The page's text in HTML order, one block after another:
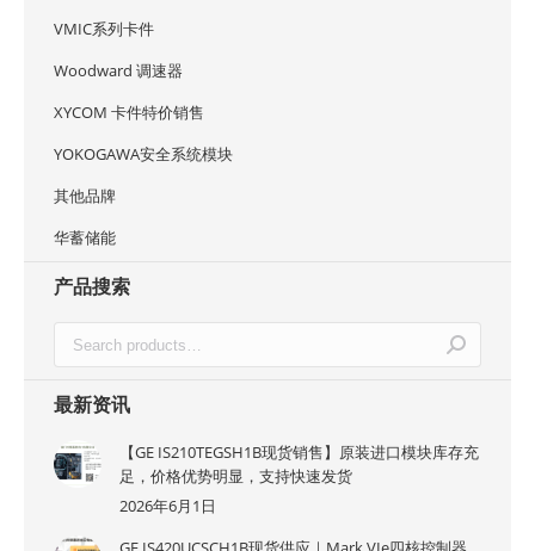
VMIC系列卡件
Woodward 调速器
XYCOM 卡件特价销售
YOKOGAWA安全系统模块
其他品牌
华蓄储能
产品搜索
最新资讯
【GE IS210TEGSH1B现货销售】原装进口模块库存充
足，价格优势明显，支持快速发货
2026年6月1日